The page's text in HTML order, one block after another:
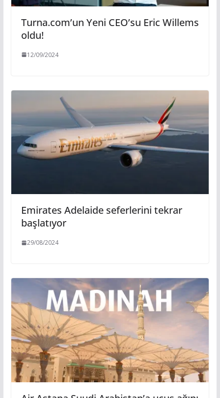
Turna.com’un Yeni CEO’su Eric Willems
oldu!
12/09/2024
Emirates Adelaide seferlerini tekrar
başlatıyor
29/08/2024